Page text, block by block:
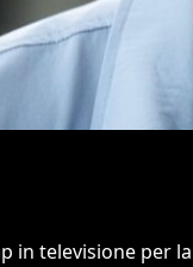
in televisione per